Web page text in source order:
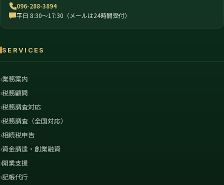
096-288-3894
平日 8:30〜17:30（メールは24時間受付）
SERVICES
業務案内
税務顧問
税務調査対応
税務調査（全国対応）
相続税申告
資金調達・創業融資
開業支援
記帳代行